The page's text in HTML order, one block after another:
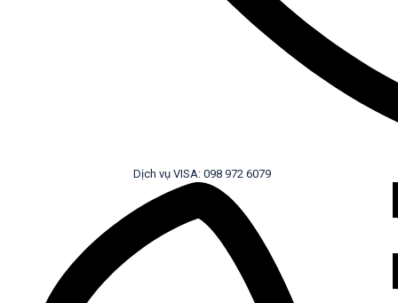
Dịch vụ VISA: 098 972 6079